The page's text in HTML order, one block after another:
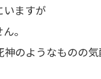
いますが
。
のようなものの